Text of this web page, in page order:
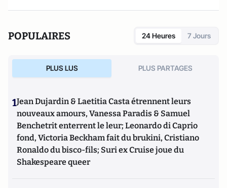
POPULAIRES 24 Heures 7 Jours
PLUS LUS PLUS PARTAGES
1Jean Dujardin & Laetitia Casta étrennent leurs
nouveaux amours, Vanessa Paradis & Samuel
Benchetrit enterrent le leur; Leonardo di Caprio
fond, Victoria Beckham fait du brukini, Cristiano
Ronaldo du bisco-fils; Suri ex Cruise joue du
Shakespeare queer